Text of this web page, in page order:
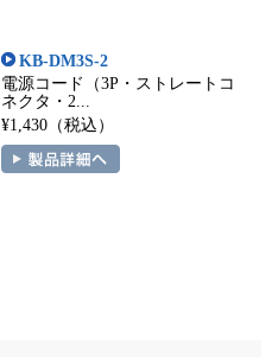
KB-DM3S-2
電源コード（3P・ストレートコ
ネクタ・2...
¥1,430（税込）